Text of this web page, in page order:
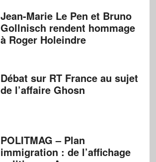
Jean-Marie Le Pen et Bruno
Gollnisch rendent hommage
à Roger Holeindre
Débat sur RT France au sujet
de l’affaire Ghosn
POLITMAG – Plan
immigration : de l’affichage